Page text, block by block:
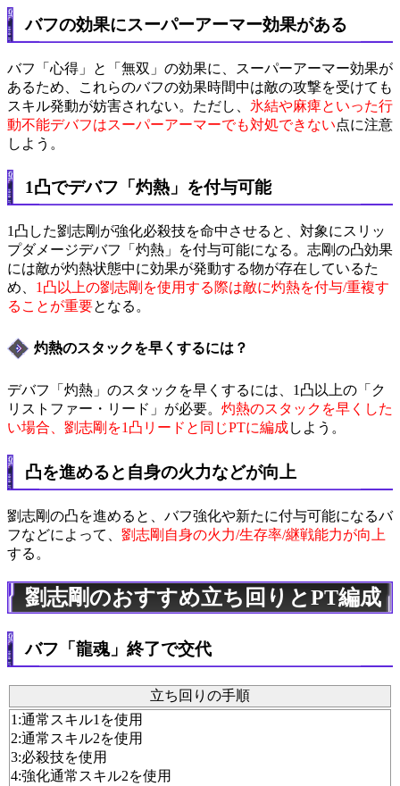
バフの効果にスーパーアーマー効果がある
バフ「心得」と「無双」の効果に、スーパーアーマー効果が
あるため、これらのバフの効果時間中は敵の攻撃を受けても
スキル発動が妨害されない。ただし、 氷結や麻痺といった行
動不能デバフはスーパーアーマーでも対処できない点に注意
しよう。
1凸でデバフ「灼熱」を付与可能
1凸した劉志剛が強化必殺技を命中させると、対象にスリッ
プダメージデバフ「灼熱」を付与可能になる。志剛の凸効果
には敵が灼熱状態中に効果が発動する物が存在しているた
め、 1凸以上の劉志剛を使用する際は敵に灼熱を付与/重複す
ることが重要となる。
灼熱のスタックを早くするには？
デバフ「灼熱」のスタックを早くするには、1凸以上の「ク
リストファー・リード」が必要。 灼熱のスタックを早くした
い場合、劉志剛を1凸リードと同じPTに編成しよう。
凸を進めると自身の火力などが向上
劉志剛の凸を進めると、バフ強化や新たに付与可能になるバ
フなどによって、 劉志剛自身の火力/生存率/継戦能力が向上
する。
劉志剛のおすすめ立ち回りとPT編成
バフ「龍魂」終了で交代
立ち回りの手順
1:通常スキル1を使用
2:通常スキル2を使用
3:必殺技を使用
4:強化通常スキル2を使用